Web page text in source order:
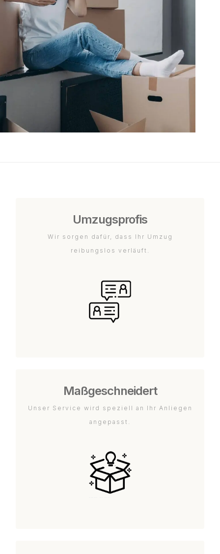
Umzugsprofis
Wir sorgen dafür, dass Ihr Umzug
reibungslos verläuft.
Maßgeschneidert
Unser Service wird speziell an Ihr Anliegen
angepasst.